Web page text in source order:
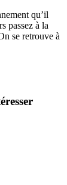
qu’il
passez à la
se retrouve à